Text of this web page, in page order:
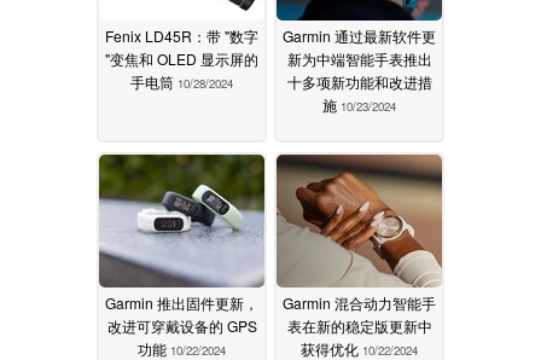
Fenix LD45R：带 "数字
"变焦和 OLED 显示屏的
手电筒 10/28/2024
Garmin 通过最新软件更
新为中端智能手表推出
十多项新功能和改进措
施 10/23/2024
Garmin 推出固件更新，
改进可穿戴设备的 GPS
功能 10/22/2024
Garmin 混合动力智能手
表在新的稳定版更新中
获得优化 10/22/2024